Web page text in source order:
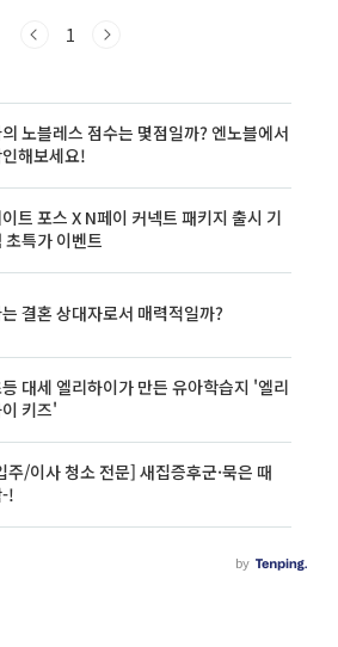
있습니다. 꾸준히 구
유입이 늘었습니다.
전혀 나지 않는 겁니
포스팅하려는 글을
게 전후 상황을 설명해
저의 티스토리 블로
입혔습니다. ..
1